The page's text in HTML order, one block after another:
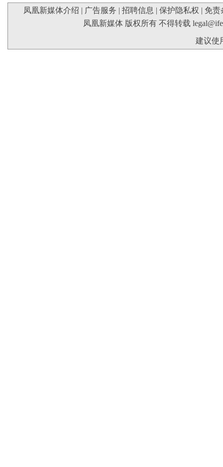
凤凰新媒体介绍 | 广告服务 | 招聘信息 | 保护隐私权 | 免责
凤凰新媒体 版权所有 不得转载
建议使